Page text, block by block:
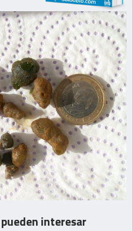
interesar